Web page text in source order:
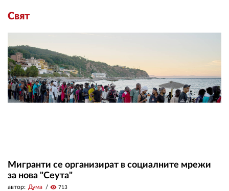
Свят
Мигранти се организират в социалните мрежи
за нова "Сеута"
автор: Дума visibility 713